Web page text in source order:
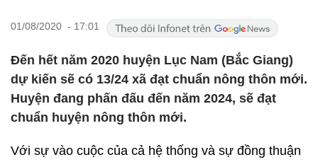
01/08/2020 - 17:01
Đến hết năm 2020 huyện Lục Nam (Bắc Giang)
dự kiến sẽ có 13/24 xã đạt chuẩn nông thôn mới.
Huyện đang phấn đấu đến năm 2024, sẽ đạt
chuẩn huyện nông thôn mới.
Với sự vào cuộc của cả hệ thống và sự đồng thuận